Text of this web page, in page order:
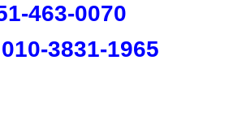
463-0070
3831-1965